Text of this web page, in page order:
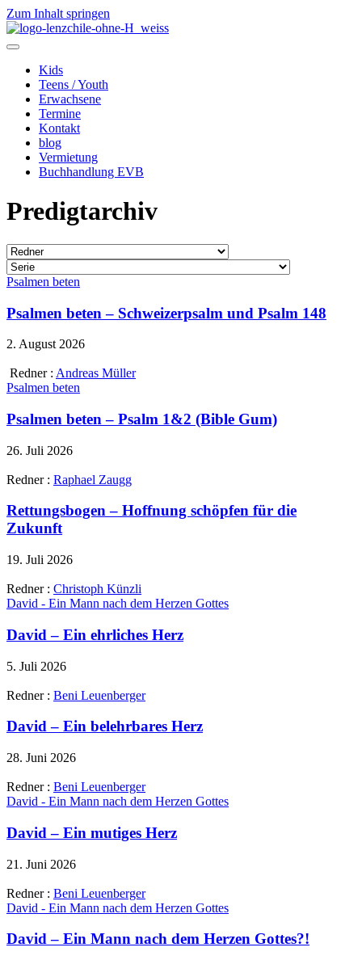
Zum Inhalt springen
Kids
Teens / Youth
Erwachsene
Termine
Kontakt
blog
Vermietung
Buchhandlung EVB
Predigtarchiv
Psalmen beten
Psalmen beten – Schweizerpsalm und Psalm 148
2. August 2026
Redner : Andreas Müller
Psalmen beten
Psalmen beten – Psalm 1&2 (Bible Gum)
26. Juli 2026
Redner : Raphael Zaugg
Rettungsbogen – Hoffnung schöpfen für die
Zukunft
19. Juli 2026
Redner : Christoph Künzli
David - Ein Mann nach dem Herzen Gottes
David – Ein ehrliches Herz
5. Juli 2026
Redner : Beni Leuenberger
David – Ein belehrbares Herz
28. Juni 2026
Redner : Beni Leuenberger
David - Ein Mann nach dem Herzen Gottes
David – Ein mutiges Herz
21. Juni 2026
Redner : Beni Leuenberger
David - Ein Mann nach dem Herzen Gottes
David – Ein Mann nach dem Herzen Gottes?!